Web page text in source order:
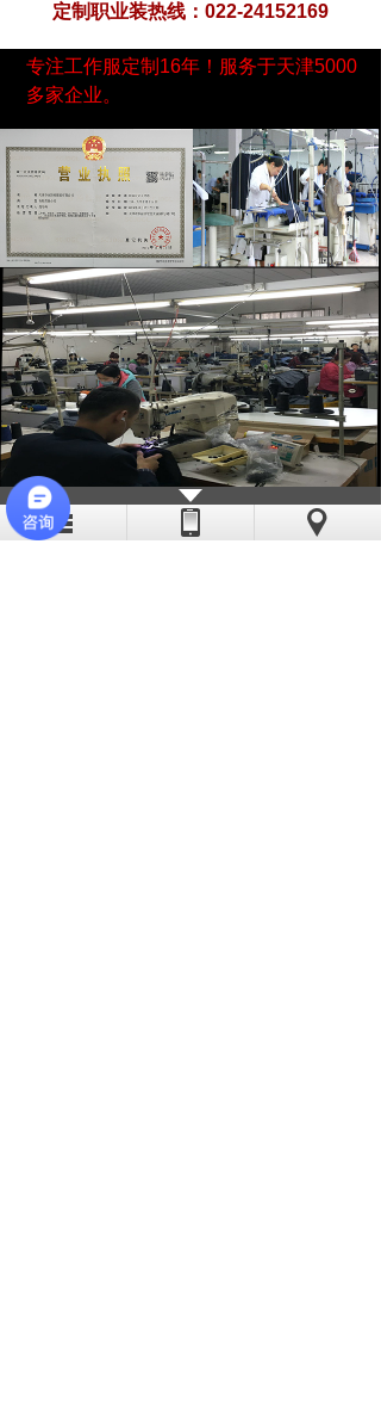
定制职业装热线：022-24152169
专注工作服定制16年！服务于天津5000
多家企业。